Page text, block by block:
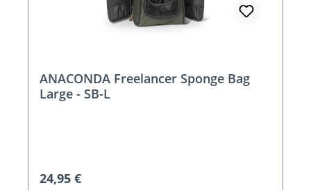
ANACONDA Freelancer Sponge Bag
Large - SB-L
Regulärer Preis:
24,95 €